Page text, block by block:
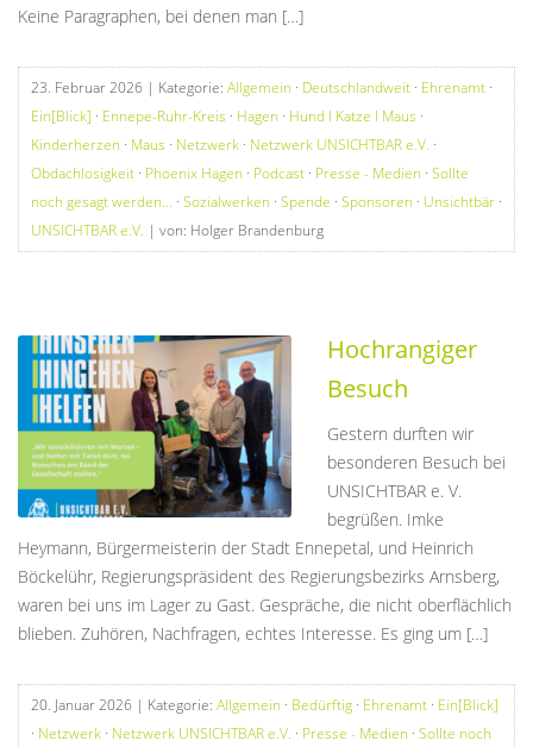
Keine Paragraphen, bei denen man […]
23. Februar 2026 | Kategorie: Allgemein · Deutschlandweit · Ehrenamt ·
Ein[Blick] · Ennepe-Ruhr-Kreis · Hagen · Hund I Katze I Maus ·
Kinderherzen · Maus · Netzwerk · Netzwerk UNSICHTBAR e.V. ·
Obdachlosigkeit · Phoenix Hagen · Podcast · Presse - Medien · Sollte
noch gesagt werden... · Sozialwerken · Spende · Sponsoren · Unsichtbär ·
UNSICHTBAR e.V. | von: Holger Brandenburg
Hochrangiger
Besuch
Gestern durften wir
besonderen Besuch bei
UNSICHTBAR e. V.
begrüßen. Imke
Heymann, Bürgermeisterin der Stadt Ennepetal, und Heinrich
Böckelühr, Regierungspräsident des Regierungsbezirks Arnsberg,
waren bei uns im Lager zu Gast. Gespräche, die nicht oberflächlich
blieben. Zuhören, Nachfragen, echtes Interesse. Es ging um […]
20. Januar 2026 | Kategorie: Allgemein · Bedürftig · Ehrenamt · Ein[Blick]
· Netzwerk · Netzwerk UNSICHTBAR e.V. · Presse - Medien · Sollte noch